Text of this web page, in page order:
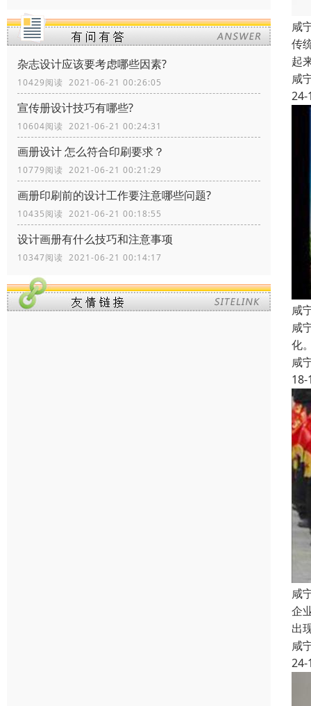
杂志设计应该要考虑哪些因素?
10429阅读 2021-06-21 00:26:05
宣传册设计技巧有哪些?
10604阅读 2021-06-21 00:24:31
画册设计 怎么符合印刷要求？
10779阅读 2021-06-21 00:21:29
画册印刷前的设计工作要注意哪些问题?
10435阅读 2021-06-21 00:18:55
设计画册有什么技巧和注意事项
10347阅读 2021-06-21 00:14:17
咸
传
起
咸
24-
咸
咸
化
咸
18-
咸
企
出
咸
24-